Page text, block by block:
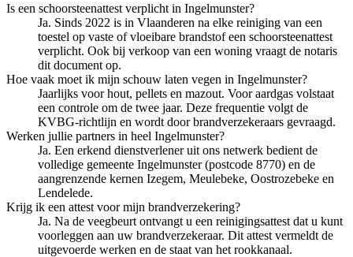
Is een schoorsteenattest verplicht in Ingelmunster?
Ja. Sinds 2022 is in Vlaanderen na elke reiniging van een
toestel op vaste of vloeibare brandstof een schoorsteenattest
verplicht. Ook bij verkoop van een woning vraagt de notaris
dit document op.
Hoe vaak moet ik mijn schouw laten vegen in Ingelmunster?
Jaarlijks voor hout, pellets en mazout. Voor aardgas volstaat
een controle om de twee jaar. Deze frequentie volgt de
KVBG-richtlijn en wordt door brandverzekeraars gevraagd.
Werken jullie partners in heel Ingelmunster?
Ja. Een erkend dienstverlener uit ons netwerk bedient de
volledige gemeente Ingelmunster (postcode 8770) en de
aangrenzende kernen Izegem, Meulebeke, Oostrozebeke en
Lendelede.
Krijg ik een attest voor mijn brandverzekering?
Ja. Na de veegbeurt ontvangt u een reinigingsattest dat u kunt
voorleggen aan uw brandverzekeraar. Dit attest vermeldt de
uitgevoerde werken en de staat van het rookkanaal.